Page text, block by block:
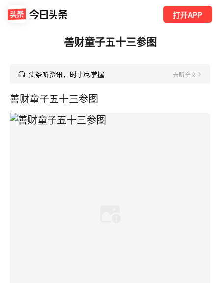
打开APP
善财童子五十三参图
头条听资讯，时事尽掌握 去听全文
善财童子五十三参图